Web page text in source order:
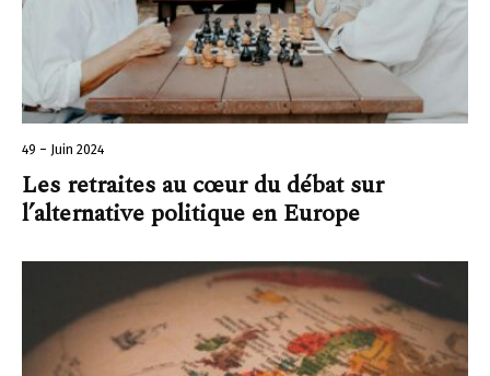
49 – Juin 2024
Les retraites au cœur du débat sur
l’alternative politique en Europe